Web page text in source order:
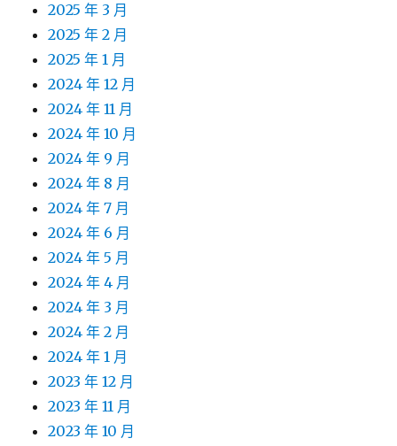
2025 年 3 月
2025 年 2 月
2025 年 1 月
2024 年 12 月
2024 年 11 月
2024 年 10 月
2024 年 9 月
2024 年 8 月
2024 年 7 月
2024 年 6 月
2024 年 5 月
2024 年 4 月
2024 年 3 月
2024 年 2 月
2024 年 1 月
2023 年 12 月
2023 年 11 月
2023 年 10 月